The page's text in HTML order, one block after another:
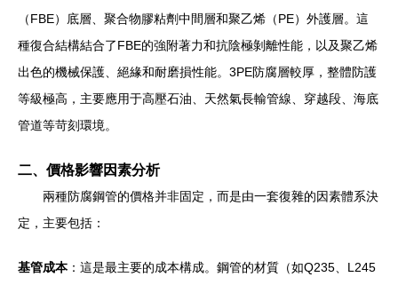
（FBE）底層、聚合物膠粘劑中間層和聚乙烯（PE）外護層。這
種復合結構結合了FBE的強附著力和抗陰極剝離性能，以及聚乙烯
出色的機械保護、絕緣和耐磨損性能。3PE防腐層較厚，整體防護
等級極高，主要應用于高壓石油、天然氣長輸管線、穿越段、海底
管道等苛刻環境。
二、價格影響因素分析
兩種防腐鋼管的價格并非固定，而是由一套復雜的因素體系決
定，主要包括：
基管成本：這是最主要的成本構成。鋼管的材質（如Q235、L245